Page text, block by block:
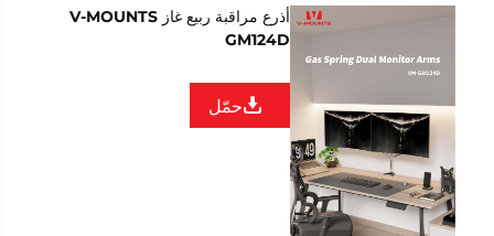
أذرع مراقبة ربيع غاز V-MOUNTS
GM124D
حمّل